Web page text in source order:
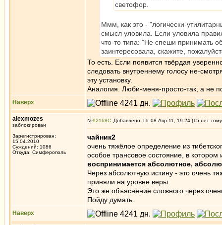
светофор.
Ммм, как это - "логически-
смысл уловила. Если уловила
что-то типа: "Не спеши принимать
заинтересовала, скажите,
То есть. Если появится твёрдая
следовать внутреннему голосу не-
эту установку.
Аналогия. Люби-меня-просто-так, а не
Наверх
alexmozes
заблокирован
Зарегистрирован:
15.04.2010
Суждений: 1086
Откуда: Симферополь
№92168 Добавлено: Пт 08 Апр 11, 19:24 (15 лет
чайник2
очень тяжёлое определение из
особое трансовое состояние, в
воспринимается абсолютное,
Через абсолютную истину - это очень
приняли на уровне веры.
Это же объяснение сложного через
Пойду думать.
Наверх